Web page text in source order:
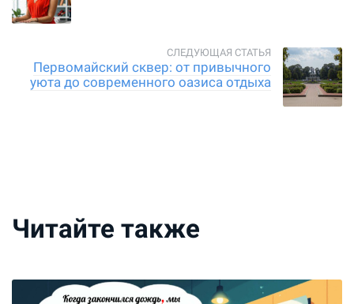
Первомайский сквер: от привычного
уюта до современного оазиса отдыха
Читайте также